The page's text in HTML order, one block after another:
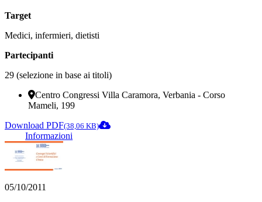
Target
Medici, infermieri, dietisti
Partecipanti
29 (selezione in base ai titoli)
Centro Congressi Villa Caramora, Verbania - Corso
Mameli, 199
Download PDF(38,06 KB)
Informazioni
05/10/2011